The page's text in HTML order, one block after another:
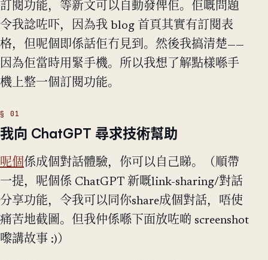
訂閱功能，等新文可以自動發俾佢。佢嘅問題
令我諗咗吓，因為我 blog 首頁其實有訂閱表
格，但呢個即係話佢冇見到。然後我搞清楚——
因為佢當時用緊手機。所以我想了解點樣喺手
機上整一個訂閱功能。
我向 ChatGPT 尋求技術幫助
呢個係成個對話體驗，你可以自己睇。（順帶
一提，呢個係 ChatGPT 新嘅link-sharing/對話
分享功能，令我可以同你share成個對話，唔使
痛苦地截圖。但我仲係喺下面放咗啲 screenshot
嚟講故事 :)）